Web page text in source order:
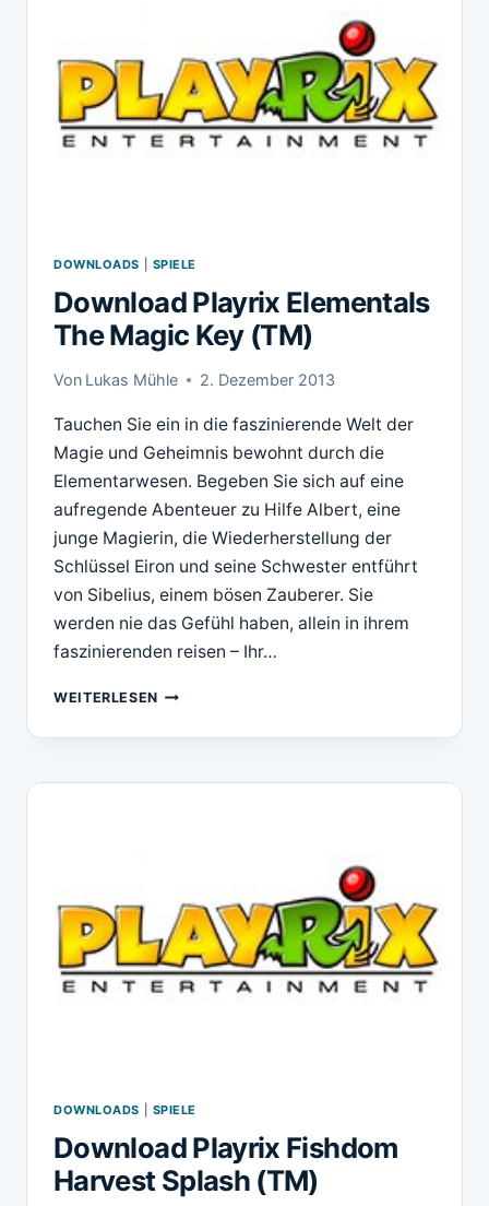
DOWNLOADS SPIELE
Download Playrix Elementals
The Magic Key (TM)
Von Lukas Mühle 2. Dezember 2013
Tauchen Sie ein in die faszinierende Welt der
Magie und Geheimnis bewohnt durch die
Elementarwesen. Begeben Sie sich auf eine
aufregende Abenteuer zu Hilfe Albert, eine
junge Magierin, die Wiederherstellung der
Schlüssel Eiron und seine Schwester entführt
von Sibelius, einem bösen Zauberer. Sie
werden nie das Gefühl haben, allein in ihrem
faszinierenden reisen – Ihr…
WEITERLESENDOWNLOAD
ELEMENTALS
MAGIC
DOWNLOADS SPIELE
Download Playrix Fishdom
Harvest Splash (TM)